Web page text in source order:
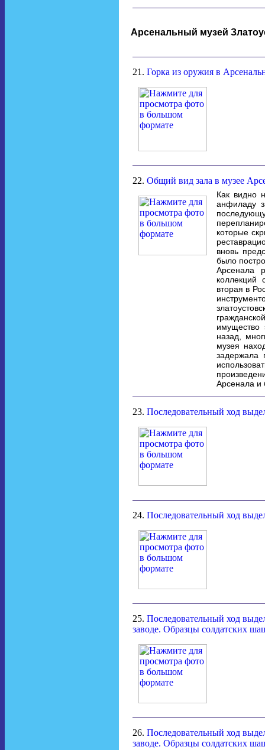
Арсенальный музей
21. Горка из оружия в
22. Общий вид зала в музее
Как видно
анфиладу
которые
вновь
было
Арсенала
коллекций
вторая в
имущество
назад,
музея
задержала
Арсенала и
23. Последовательный ход
24. Последовательный ход
25. Последовательный ход
заводе. Образцы солдатских
26. Последовательный ход
заводе. Образцы солдатских